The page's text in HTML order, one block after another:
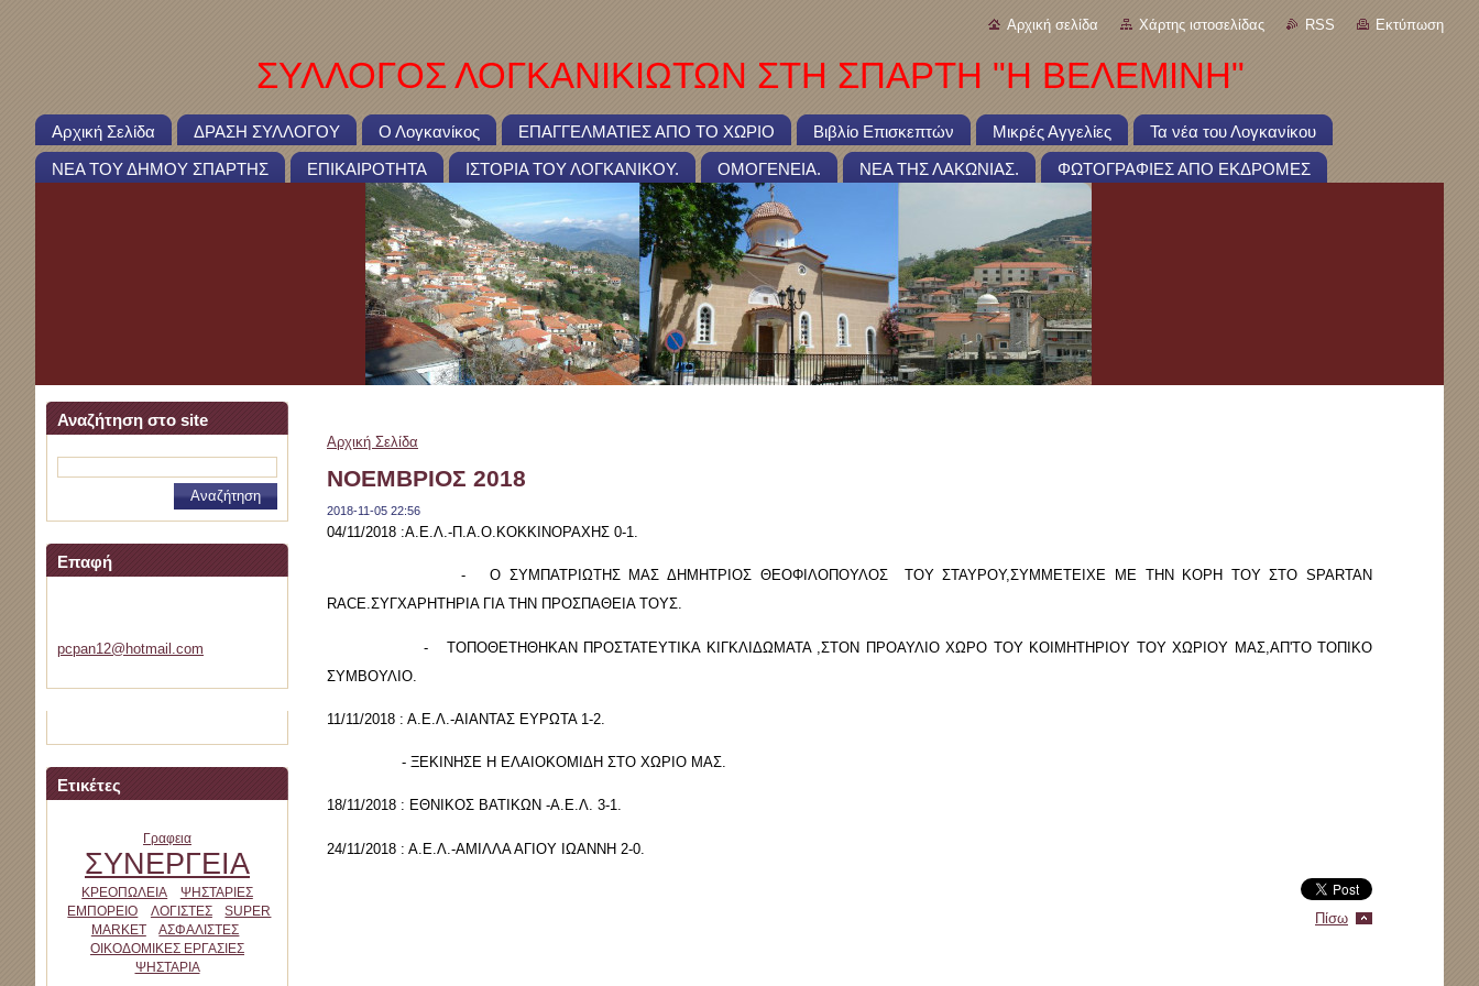
Αρχική σελίδα Χάρτης ιστοσελίδας RSS Εκτύπωση
ΣΥΛΛΟΓΟΣ ΛΟΓΚΑΝΙΚΙΩΤΩΝ ΣΤΗ ΣΠΑΡΤΗ "Η ΒΕΛΕΜΙΝΗ"
Αρχική Σελίδα ΔΡΑΣΗ ΣΥΛΛΟΓΟΥ Ο Λογκανίκος ΕΠΑΓΓΕΛΜΑΤΙΕΣ ΑΠΟ ΤΟ ΧΩΡΙΟ Βιβλίο Επισκεπτών Μικρές Αγγελίες Τα νέα του Λογκανίκου
ΝΕΑ ΤΟΥ ΔΗΜΟΥ ΣΠΑΡΤΗΣ ΕΠΙΚΑΙΡΟΤΗΤΑ ΙΣΤΟΡΙΑ ΤΟΥ ΛΟΓΚΑΝΙΚΟΥ. ΟΜΟΓΕΝΕΙΑ. ΝΕΑ ΤΗΣ ΛΑΚΩΝΙΑΣ. ΦΩΤΟΓΡΑΦΙΕΣ ΑΠΟ ΕΚΔΡΟΜΕΣ
Αναζήτηση στο site
Επαφή
pcpan12@ hotmail.com
Ετικέτες
Γραφεια
ΣΥΝΕΡΓΕΙΑ
ΚΡΕΟΠΩΛΕΙΑ
ΨΗΣΤΑΡΙΕΣ
ΕΜΠΟΡΕΙΟ
ΛΟΓΙΣΤΕΣ
SUPER
MARKET
ΑΣΦΑΛΙΣΤΕΣ
ΟΙΚΟΔΟΜΙΚΕΣ ΕΡΓΑΣΙΕΣ
ΨΗΣΤΑΡΙΑ
Αρχική Σελίδα
ΝΟΕΜΒΡΙΟΣ 2018
2018-11-05 22:56
04/11/2018 :Α.Ε.Λ.-Π.Α.Ο.ΚΟΚΚΙΝΟΡΑΧΗΣ 0-1.
- Ο ΣΥΜΠΑΤΡΙΩΤΗΣ ΜΑΣ ΔΗΜΗΤΡΙΟΣ ΘΕΟΦΙΛΟΠΟΥΛΟΣ ΤΟΥ ΣΤΑΥΡΟΥ,ΣΥΜΜΕΤΕΙΧΕ ΜΕ ΤΗΝ ΚΟΡΗ ΤΟΥ ΣΤΟ SPARTAN
RACE.ΣΥΓΧΑΡΗΤΗΡΙΑ ΓΙΑ ΤΗΝ ΠΡΟΣΠΑΘΕΙΑ ΤΟΥΣ.
- ΤΟΠΟΘΕΤΗΘΗΚΑΝ ΠΡΟΣΤΑΤΕΥΤΙΚΑ ΚΙΓΚΛΙΔΩΜΑΤΑ ,ΣΤΟΝ ΠΡΟΑΥΛΙΟ ΧΩΡΟ ΤΟΥ ΚΟΙΜΗΤΗΡΙΟΥ ΤΟΥ ΧΩΡΙΟΥ ΜΑΣ,ΑΠ'ΤΟ ΤΟΠΙΚΟ
ΣΥΜΒΟΥΛΙΟ.
11/11/2018 : Α.Ε.Λ.-ΑΙΑΝΤΑΣ ΕΥΡΩΤΑ 1-2.
- ΞΕΚΙΝΗΣΕ Η ΕΛΑΙΟΚΟΜΙΔΗ ΣΤΟ ΧΩΡΙΟ ΜΑΣ.
18/11/2018 : ΕΘΝΙΚΟΣ ΒΑΤΙΚΩΝ -Α.Ε.Λ. 3-1.
24/11/2018 : Α.Ε.Λ.-ΑΜΙΛΛΑ ΑΓΙΟΥ ΙΩΑΝΝΗ 2-0.
Πίσω